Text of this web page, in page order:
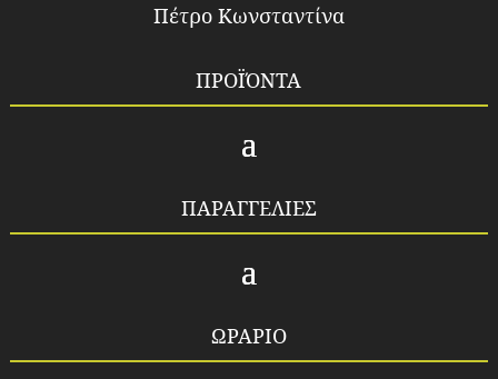
Πέτρο Κωνσταντίνα
ΠΡΟΪΌΝΤΑ
ΠΑΡΑΓΓΕΛΙΕΣ
ΩΡΑΡΙΟ